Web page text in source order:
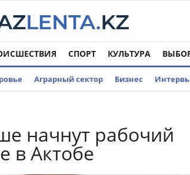
СПОРТ КУЛЬТУРА
Аграрный сектор Бизнес
начнут рабочий
в Актобе